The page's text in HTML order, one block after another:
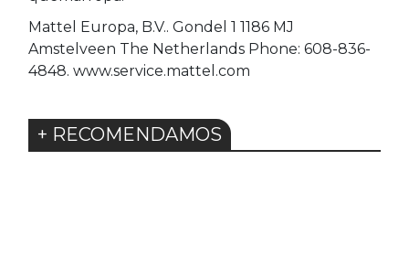
Mattel Europa, B.V.. Gondel 1 1186 MJ
Amstelveen The Netherlands Phone: 608-836-
4848. www.service.mattel.com
+ RECOMENDAMOS